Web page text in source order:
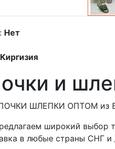
Нет
Киргизия
и
ШЛЕПКИ ОПТОМ из
широкий выбор
в любые страны СНГ